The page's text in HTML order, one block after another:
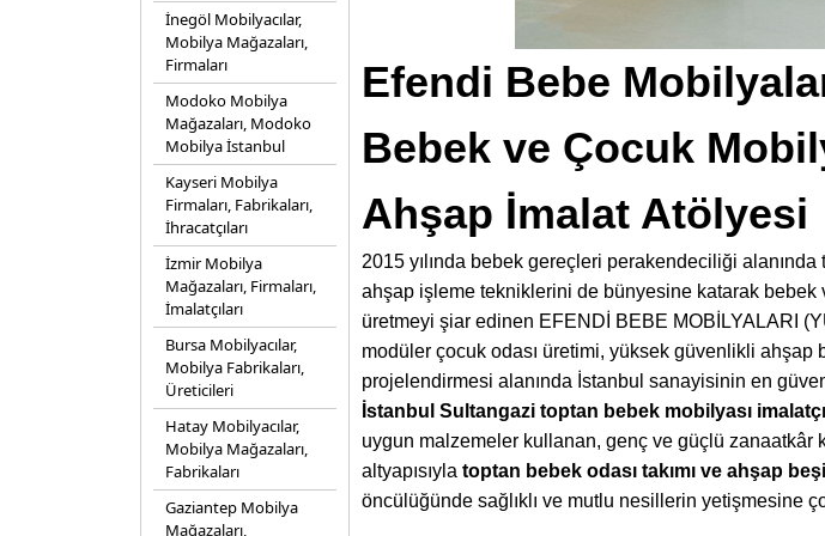
İnegöl Mobilyacılar,
Mobilya Mağazaları,
Firmaları
Modoko Mobilya
Mağazaları, Modoko
Mobilya İstanbul
Kayseri Mobilya
Firmaları, Fabrikaları,
İhracatçıları
İzmir Mobilya
Mağazaları, Firmaları,
İmalatçıları
Bursa Mobilyacılar,
Mobilya Fabrikaları,
Üreticileri
Hatay Mobilyacılar,
Mobilya Mağazaları,
Fabrikaları
Gaziantep Mobilya
Mağazaları,
Efendi Bebe
Bebek ve Çocuk
Ahşap İmalat Atölyesi
2015 yılında bebek gereçleri perakendeciliği
ahşap işleme tekniklerini de bünyesine katarak bebek
üretmeyi şiar edinen EFENDİ BEBE MOBİLYALARI
modüler çocuk odası üretimi, yüksek güvenlikli ahşap
projelendirmesi alanında İstanbul sanayisinin en
İstanbul Sultangazi toptan bebek mobilyası
uygun malzemeler kullanan, genç ve güçlü zanaatkâr
altyapısıyla toptan bebek odası takımı ve ahşap
öncülüğünde sağlıklı ve mutlu nesillerin yetişmesine